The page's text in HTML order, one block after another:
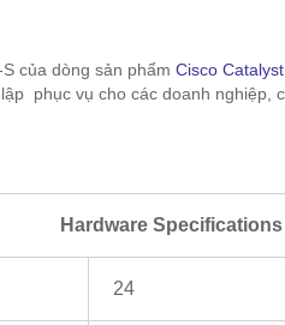
của dòng sản phẩm Cisco
phục vụ cho các doanh nghiệp,
Hardware Specifications
24